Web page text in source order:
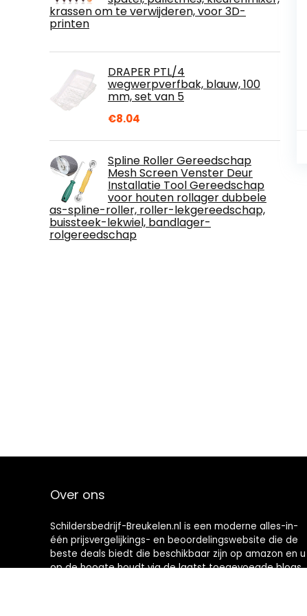
krassen om te verwijderen, voor 3D-
printen
DRAPER PTL/4
wegwerpverfbak, blauw, 100
mm, set van 5
€8.04
Spline Roller Gereedschap
Mesh Screen Venster Deur
Installatie Tool Gereedschap
voor houten rollager dubbele
as-spline-roller, roller-lekgereedschap,
buissteek-lekwiel, bandlager-
rolgereedschap
Over ons
Schildersbedrijf-Breukelen.nl is een moderne alles-in-
één prijsvergelijkings- en beoordelingswebsite die de
beste deals biedt die beschikbaar zijn op amazon en u
op de hoogte houdt via de laatst toegevoegde blogs.